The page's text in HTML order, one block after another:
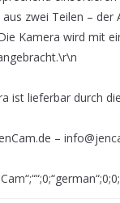
zwei Teilen – der
Kamera wird mit
ist lieferbar durch
–